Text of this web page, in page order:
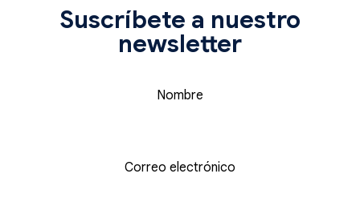
Suscríbete a nuestro
newsletter
Nombre
Correo electrónico